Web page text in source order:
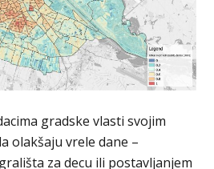
gradske vlasti svojim
olakšaju vrele dane –
za decu ili postavljanjem